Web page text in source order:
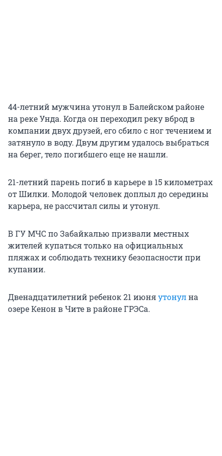
44-летний мужчина утонул в Балейском районе
на реке Унда. Когда он переходил реку вброд в
компании двух друзей, его сбило с ног течением и
затянуло в воду. Двум другим удалось выбраться
на берег, тело погибшего еще не нашли.
21-летний парень погиб в карьере в 15 километрах
от Шилки. Молодой человек доплыл до середины
карьера, не рассчитал силы и утонул.
В ГУ МЧС по Забайкалью призвали местных
жителей купаться только на официальных
пляжах и соблюдать технику безопасности при
купании.
Двенадцатилетний ребенок 21 июняутонулна
озере Кенон в Чите в районе ГРЭСа.